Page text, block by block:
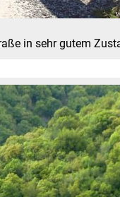
in sehr gutem